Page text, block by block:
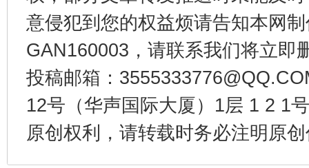
意侵犯到您的权益烦请告知本网
GAN160003，请联系我们将立即
投稿邮箱：
12号（华声国际大厦）1层 1 2 1
原创权利，请转载时务必注明原